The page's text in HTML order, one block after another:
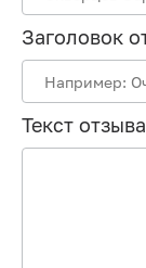
Заголовок
Текст отзыва